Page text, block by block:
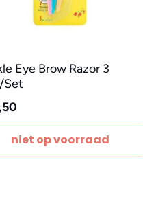
Eye Brow Razor 3
Set
niet op voorraad